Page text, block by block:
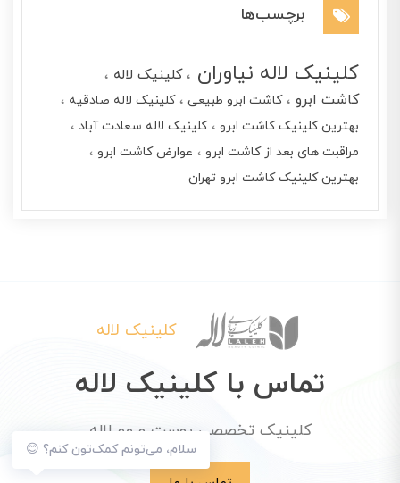
برچسب‌ها
کلینیک لاله نیاوران
کلینیک لاله
کاشت ابرو
کاشت ابرو طبیعی
کلینیک لاله صادقیه
بهترین کلینیک کاشت ابرو
کلینیک لاله سعادت آباد
مراقبت های بعد از کاشت ابرو
عوارض کاشت ابرو
بهترین کلینیک کاشت ابرو تهران
سلام، می‌تونم کمک‌تون کنم؟ 😊
کلینیک لاله
تماس با کلینیک لاله
کلینیک تخصصی پوست و مو لاله